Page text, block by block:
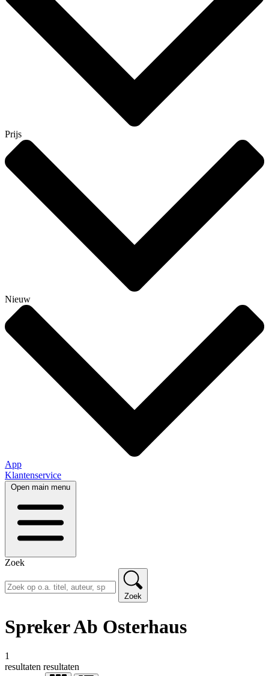
Prijs
Nieuw
App
Klantenservice
Open main menu
Zoek
Zoek
Spreker Ab Osterhaus
1
resultaten resultaten